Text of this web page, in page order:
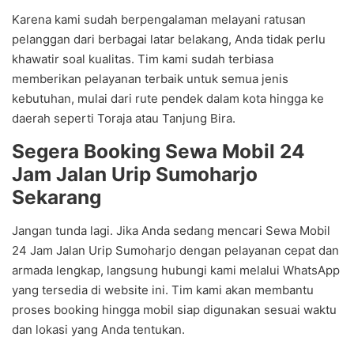
Karena kami sudah berpengalaman melayani ratusan
pelanggan dari berbagai latar belakang, Anda tidak perlu
khawatir soal kualitas. Tim kami sudah terbiasa
memberikan pelayanan terbaik untuk semua jenis
kebutuhan, mulai dari rute pendek dalam kota hingga ke
daerah seperti Toraja atau Tanjung Bira.
Segera Booking Sewa Mobil 24
Jam Jalan Urip Sumoharjo
Sekarang
Jangan tunda lagi. Jika Anda sedang mencari Sewa Mobil
24 Jam Jalan Urip Sumoharjo dengan pelayanan cepat dan
armada lengkap, langsung hubungi kami melalui WhatsApp
yang tersedia di website ini. Tim kami akan membantu
proses booking hingga mobil siap digunakan sesuai waktu
dan lokasi yang Anda tentukan.